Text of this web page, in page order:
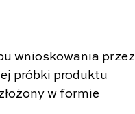
wnioskowania przez
próbki produktu
w formie